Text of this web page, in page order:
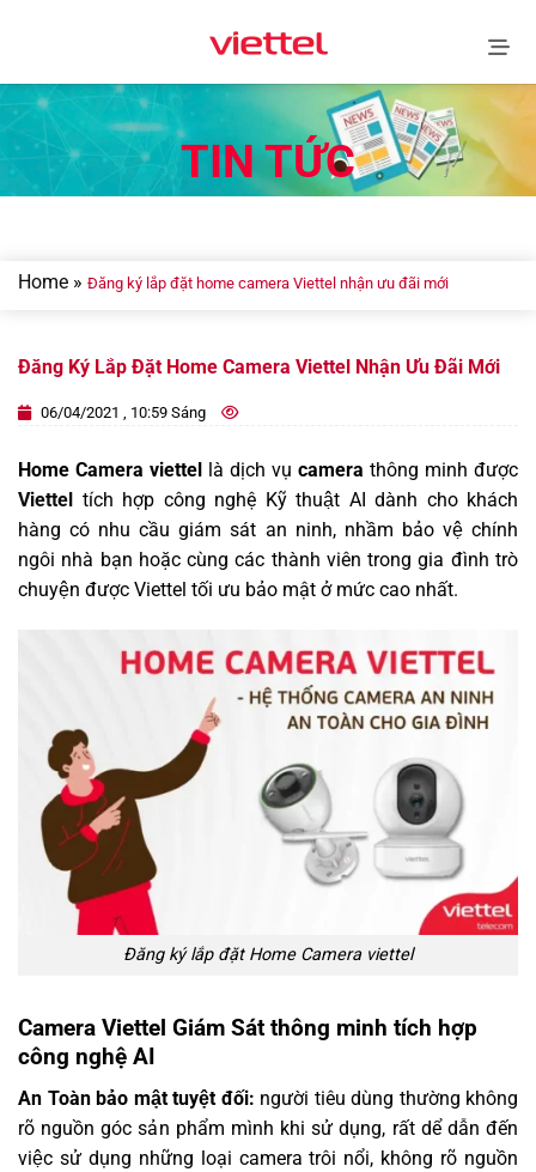
TIN TỨC
Home » Đăng ký lắp đặt home camera Viettel nhận ưu đãi mới
Đăng Ký Lắp Đặt Home Camera Viettel Nhận Ưu Đãi Mới
06/04/2021 , 10:59 Sáng
Home Camera viettel là dịch vụ camera thông minh được
Viettel tích hợp công nghệ Kỹ thuật AI dành cho khách
hàng có nhu cầu giám sát an ninh, nhầm bảo vệ chính
ngôi nhà bạn hoặc cùng các thành viên trong gia đình trò
chuyện được Viettel tối ưu bảo mật ở mức cao nhất.
Đăng ký lắp đặt Home Camera viettel
Camera Viettel Giám Sát thông minh tích hợp
công nghệ AI
An Toàn bảo mật tuyệt đối: người tiêu dùng thường không
rõ nguồn góc sản phẩm mình khi sử dụng, rất dể dẫn đến
việc sử dụng những loại camera trôi nổi, không rõ nguồn